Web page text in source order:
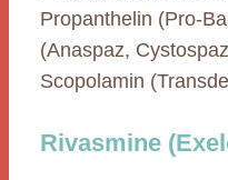
Propanthelin (Pro-
(Anaspaz,
Scopolamin
Rivasmine